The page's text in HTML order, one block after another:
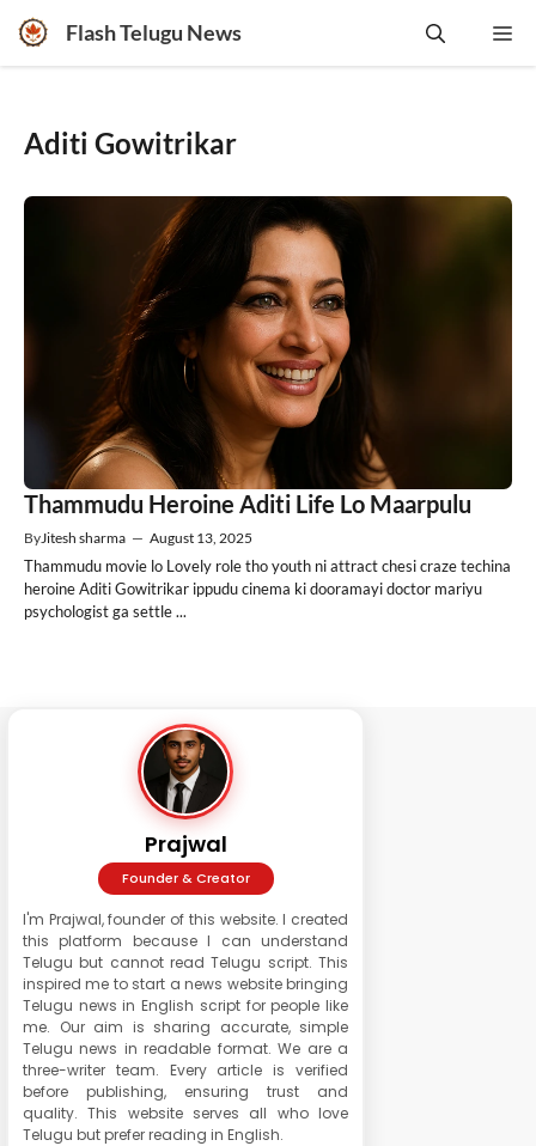
content
Flash Telugu News
Aditi Gowitrikar
Thammudu Heroine Aditi Life Lo Maarpulu
ByJitesh sharma — August 13, 2025
Thammudu movie lo Lovely role tho youth ni attract chesi craze techina
heroine Aditi Gowitrikar ippudu cinema ki dooramayi doctor mariyu
psychologist ga settle ...
Prajwal
Founder & Creator
I'm Prajwal, founder of this website. I created
this platform because I can understand
Telugu but cannot read Telugu script. This
inspired me to start a news website bringing
Telugu news in English script for people like
me. Our aim is sharing accurate, simple
Telugu news in readable format. We are a
three-writer team. Every article is verified
before publishing, ensuring trust and
quality. This website serves all who love
Telugu but prefer reading in English.